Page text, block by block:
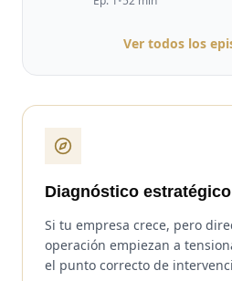
Ver todos los
Diagnóstico estratégico
Si tu empresa crece, pero
operación empiezan a
el punto correcto de